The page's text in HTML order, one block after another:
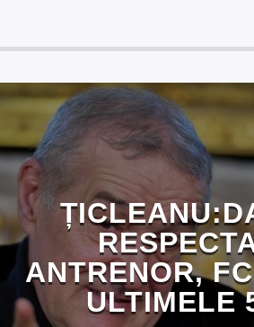
ANTRENOR,
ULTIMELE